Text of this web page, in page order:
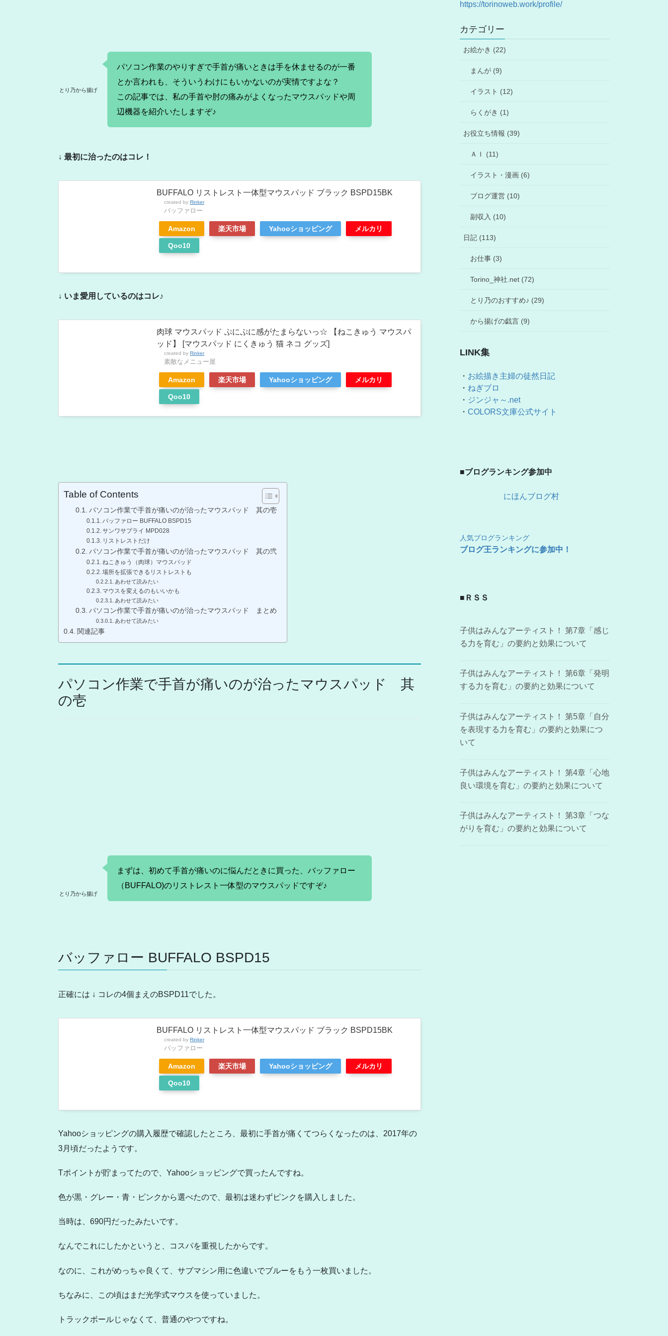
とり乃から揚げ
パソコン作業のやりすぎで手首が痛いときは手を休ませるのが一番
とか言われも、そういうわけにもいかないのが実情ですよな？
この記事では、私の手首や肘の痛みがよくなったマウスパッドや周
辺機器を紹介いたしますぞ♪
↓ 最初に治ったのはコレ！
BUFFALO リストレスト一体型マウスパッド ブラック BSPD15BK
created by Rinker
バッファロー
Amazon 楽天市場 Yahooショッピング メルカリ
Qoo10
↓ いま愛用しているのはコレ♪
肉球 マウスパッド ぷにぷに感がたまらないっ☆ 【ねこきゅう マウスパ
ッド】 [マウスパッド にくきゅう 猫 ネコ グッズ]
created by Rinker
素敵なメニュー屋
Amazon 楽天市場 Yahooショッピング メルカリ
Qoo10
Table of Contents
パソコン作業で手首が痛いのが治ったマウスパッド 其の壱
バッファロー BUFFALO BSPD15
サンワサプライ MPD028
リストレストだけ
パソコン作業で手首が痛いのが治ったマウスパッド 其の弐
ねこきゅう（肉球）マウスパッド
場所を拡張できるリストレストも
あわせて読みたい
マウスを変えるのもいいかも
あわせて読みたい
パソコン作業で手首が痛いのが治ったマウスパッド まとめ
あわせて読みたい
関連記事
パソコン作業で手首が痛いのが治ったマウスパッド 其
の壱
とり乃から揚げ
まずは、初めて手首が痛いのに悩んだときに買った、バッファロー
（BUFFALO)のリストレスト一体型のマウスパッドですぞ♪
バッファロー BUFFALO BSPD15
正確には ↓ コレの4個まえのBSPD11でした。
BUFFALO リストレスト一体型マウスパッド ブラック BSPD15BK
created by Rinker
バッファロー
Amazon 楽天市場 Yahooショッピング メルカリ
Qoo10
Yahooショッピングの購入履歴で確認したところ、最初に手首が痛くてつらくなったのは、2017年の
3月頃だったようです。
Tポイントが貯まってたので、Yahooショッピングで買ったんですね。
色が黒・グレー・青・ピンクから選べたので、最初は迷わずピンクを購入しました。
当時は、690円だったみたいです。
なんでこれにしたかというと、コスパを重視したからです。
なのに、これがめっちゃ良くて、サブマシン用に色違いでブルーをもう一枚買いました。
ちなみに、この頃はまだ光学式マウスを使っていました。
トラックボールじゃなくて、普通のやつですね。
https://torinoweb.work/profile/
カテゴリー
お絵かき (22)
まんが (9)
イラスト (12)
らくがき (1)
お役立ち情報 (39)
ＡＩ (11)
イラスト・漫画 (6)
ブログ運営 (10)
副収入 (10)
日記 (113)
お仕事 (3)
Torino_神社.net (72)
とり乃のおすすめ♪ (29)
から揚げの戯言 (9)
LINK集
・ お絵描き主婦の徒然日記
・ ねぎブロ
・ ジンジャ～.net
・COLORS文庫公式サイト
■ブログランキング参加中
にほんブログ村
人気ブログランキング
ブログ王ランキングに参加中！
■ＲＳＳ
子供はみんなアーティスト！ 第7章「感じ
る力を育む」の要約と効果について
子供はみんなアーティスト！ 第6章「発明
する力を育む」の要約と効果について
子供はみんなアーティスト！ 第5章「自分
を表現する力を育む」の要約と効果につ
いて
子供はみんなアーティスト！ 第4章「心地
良い環境を育む」の要約と効果について
子供はみんなアーティスト！ 第3章「つな
がりを育む」の要約と効果について